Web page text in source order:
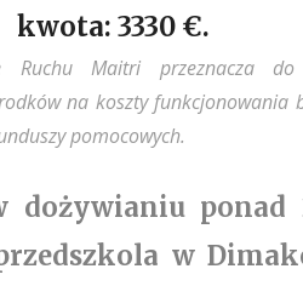
kwota: 3330 €.
Ruchu Maitri przeznacza
na koszty funkcjonowania
pomocowych.
dożywianiu ponad
w